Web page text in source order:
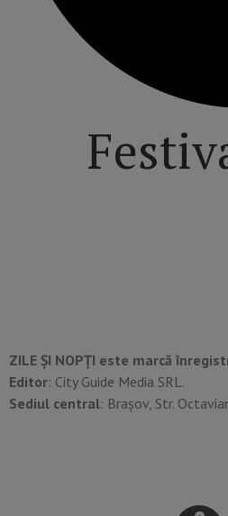
ZILE ȘI NOPȚI este marcă
Editor: City Guide Media SRL.
Sediul central: Brașov, Str.